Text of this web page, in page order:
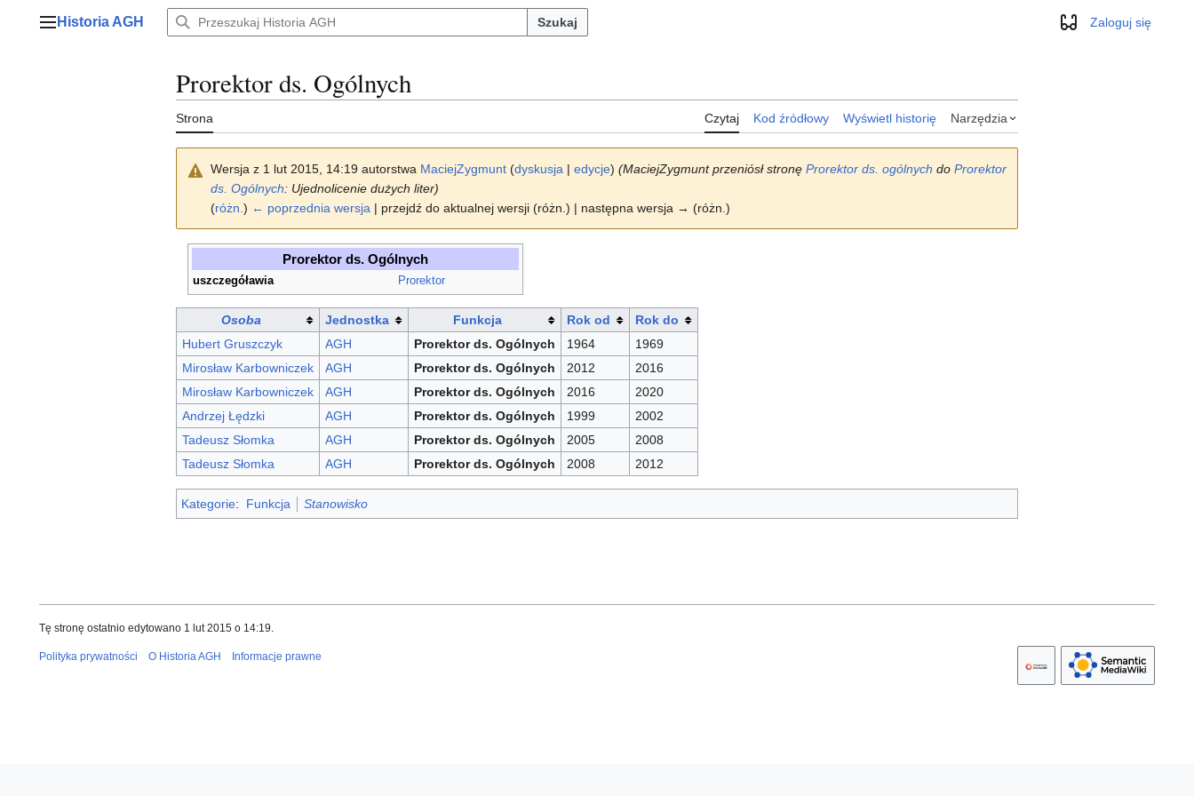
Menu główne
Historia AGH Szukaj WyglądZaloguj się
Prorektor ds. Ogólnych
Strona Czytaj Kod źródłowy Wyświetl historię Narzędzia
Wersja z 1 lut 2015, 14:19 autorstwa MaciejZygmunt (dyskusja | edycje) (MaciejZygmunt przeniósł stronę Prorektor ds. ogólnych do Prorektor
ds. Ogólnych: Ujednolicenie dużych liter)
(różn. ) ← poprzednia wersja | przejdź do aktualnej wersji (różn.) | następna wersja → (różn.)
Prorektor ds. Ogólnych
uszczegóławia Prorektor
Osoba Jednostka Funkcja Rok od
Rok do
Hubert Gruszczyk
AGH Prorektor ds. Ogólnych 1964
1969
Mirosław Karbowniczek
AGH Prorektor ds. Ogólnych 2012
2016
Mirosław Karbowniczek
AGH Prorektor ds. Ogólnych 2016
2020
Andrzej Łędzki
AGH Prorektor ds. Ogólnych 1999
2002
Tadeusz Słomka
AGH Prorektor ds. Ogólnych 2005
2008
Tadeusz Słomka
AGH Prorektor ds. Ogólnych 2008 2012
Kategorie: Funkcja Stanowisko
Tę stronę ostatnio edytowano 1 lut 2015 o 14:19.
Polityka prywatności O Historia AGH Informacje prawne